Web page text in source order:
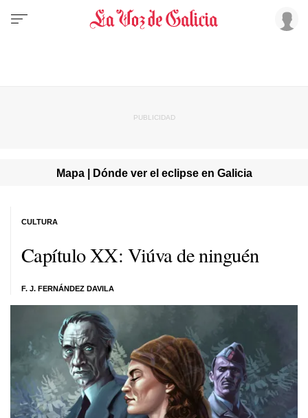
Mapa | Dónde ver el eclipse en Galicia
Capítulo XX: Viúva de ninguén
F. J. FERNÁNDEZ DAVILA
CULTURA